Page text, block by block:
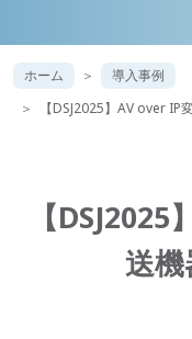
ホーム
導入事例
【DSJ2025】AV over
【
送